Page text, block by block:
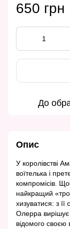
650 грн
До
Опис
У королівстві
воїтелька і
компромісів.
найкращий
хизуватися: з її
Олерра вирішує
відомого своєю